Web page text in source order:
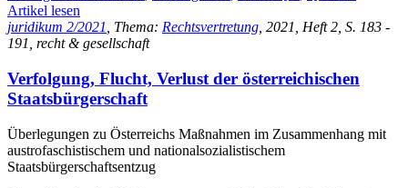
Artikel lesen
juridikum 2/2021
, Thema: Rechtsvertretung , 2021, Heft 2, S. 183 -
191, recht & gesellschaft
Verfolgung, Flucht, Verlust der österreichischen
Staatsbürgerschaft
Überlegungen zu Österreichs Maßnahmen im Zusammenhang mit
austrofaschistischem und nationalsozialistischem
Staatsbürgerschaftsentzug